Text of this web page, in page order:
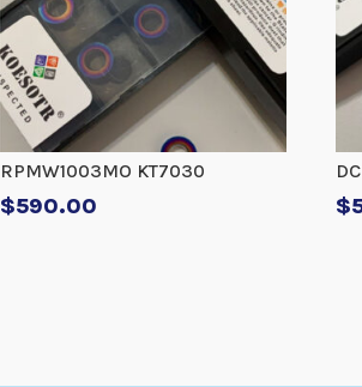
RPMW1003MO KT7030
$590.00 $